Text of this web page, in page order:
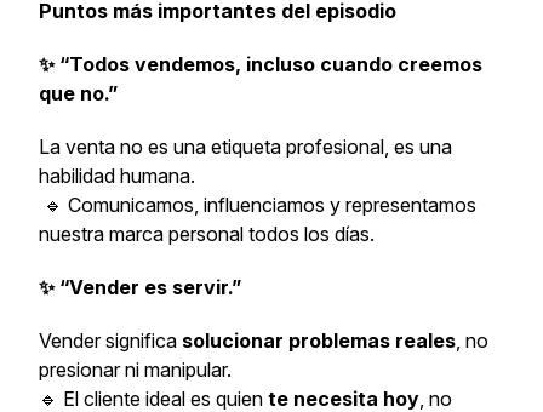
Puntos más importantes del episodio
✨ “Todos vendemos, incluso cuando creemos
que no.”
La venta no es una etiqueta profesional, es una
habilidad humana.
🔹 Comunicamos, influenciamos y representamos
nuestra marca personal todos los días.
✨ “Vender es servir.”
Vender significa solucionar problemas reales, no
presionar ni manipular.
🔹 El cliente ideal es quien te necesita hoy, no